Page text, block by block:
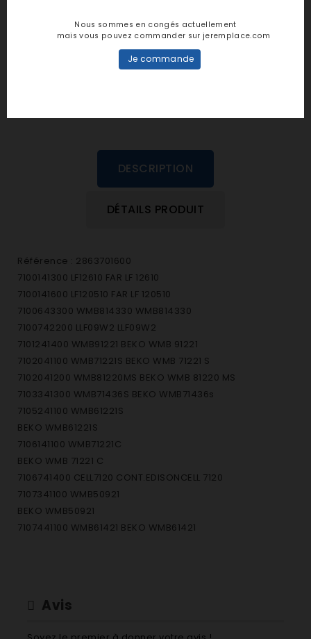
personne n'a encore posté d'avis
DESCRIPTION
DÉTAILS PRODUIT
Référence : 2863701600
7100141300 LF12610 FAR LF 12610
7100141600 LF120510 FAR LF 120510
7100643300 WMB814330 WMB814330
7100742200 LLF09W2 LLF09W2
7101241400 WMB91221 BEKO WMB 91221
7102041100 WMB71221S BEKO WMB 71221 S
7102041200 WMB81220MS BEKO WMB 81220 MS
7103341300 WMB71436S BEKO WMB71436s
7105241100 WMB61221S
BEKO WMB61221S
7106141100 WMB71221C
BEKO WMB 71221 C
7106741400 CELL7120 CONT.EDISONCELL 7120
7107341100 WMB50921
BEKO WMB50921
7107441100 WMB61421 BEKO WMB61421
7108283500 BLF1255 BLUESKY BLF 1255
Avis
Nous sommes en congés actuellement
mais vous pouvez commander sur jeremplace.com
Je commande